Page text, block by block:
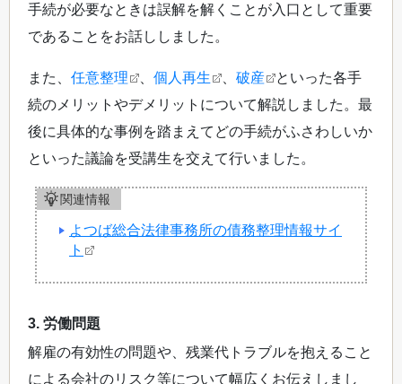
手続が必要なときは誤解を解くことが入口として重要
であることをお話ししました。
また、 任意整理 個人再生 破産
といった各手
続のメリットやデメリットについて解説しました。最
後に具体的な事例を踏まえてどの手続がふさわしいか
といった議論を受講生を交えて行いました。
関連情報
よつば総合法律事務所の債務整理情報サイ
ト
3. 労働問題
解雇の有効性の問題や、残業代トラブルを抱えること
による会社のリスク等について幅広くお伝えしまし